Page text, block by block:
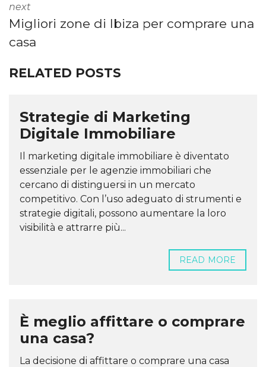
next
Migliori zone di Ibiza per comprare una
casa
RELATED POSTS
Strategie di Marketing
Digitale Immobiliare
Il marketing digitale immobiliare è diventato
essenziale per le agenzie immobiliari che
cercano di distinguersi in un mercato
competitivo. Con l’uso adeguato di strumenti e
strategie digitali, possono aumentare la loro
visibilità e attrarre più...
READ MORE
È meglio affittare o comprare
una casa?
La decisione di affittare o comprare una casa